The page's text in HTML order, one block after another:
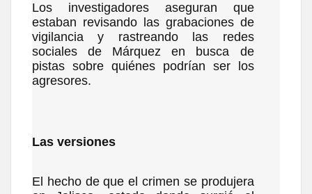
Los investigadores aseguran que
estaban revisando las grabaciones de
vigilancia y rastreando las redes
sociales de Márquez en busca de
pistas sobre quiénes podrían ser los
agresores.
Las versiones
El hecho de que el crimen se produjera